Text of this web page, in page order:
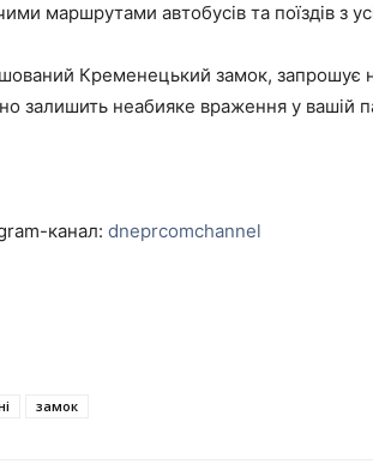
маршрутами автобусів та поїздів з
Кременецький замок, запрошує
залишить неабияке враження у вашій
канал: dneprcomchannel
замок